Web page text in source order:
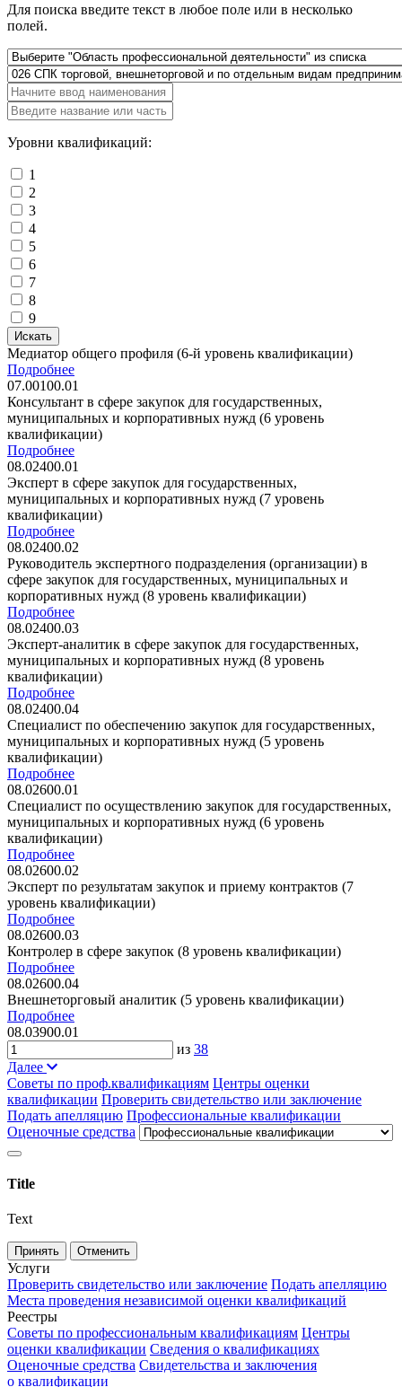
Для поиска введите текст в любое поле или в несколько
полей.
Уровни квалификаций:
1
2
3
4
5
6
7
8
9
Искать
Медиатор общего профиля (6-й уровень квалификации)
Подробнее
07.00100.01
Консультант в сфере закупок для государственных,
муниципальных и корпоративных нужд (6 уровень
квалификации)
Подробнее
08.02400.01
Эксперт в сфере закупок для государственных,
муниципальных и корпоративных нужд (7 уровень
квалификации)
Подробнее
08.02400.02
Руководитель экспертного подразделения (организации) в
сфере закупок для государственных, муниципальных и
корпоративных нужд (8 уровень квалификации)
Подробнее
08.02400.03
Эксперт-аналитик в сфере закупок для государственных,
муниципальных и корпоративных нужд (8 уровень
квалификации)
Подробнее
08.02400.04
Специалист по обеспечению закупок для государственных,
муниципальных и корпоративных нужд (5 уровень
квалификации)
Подробнее
08.02600.01
Специалист по осуществлению закупок для государственных,
муниципальных и корпоративных нужд (6 уровень
квалификации)
Подробнее
08.02600.02
Эксперт по результатам закупок и приему контрактов (7
уровень квалификации)
Подробнее
08.02600.03
Контролер в сфере закупок (8 уровень квалификации)
Подробнее
08.02600.04
Внешнеторговый аналитик (5 уровень квалификации)
Подробнее
08.03900.01
из 38
Далее
Советы по проф.квалификациям Центры оценки
квалификации Проверить свидетельство или заключение
Подать апелляцию Профессиональные квалификации
Оценочные средства
Title
Text
Принять Отменить
Услуги
Проверить свидетельство или заключение Подать апелляцию
Места проведения независимой оценки квалификаций
Реестры
Советы по профессиональным квалификациям Центры
оценки квалификации Сведения о квалификациях
Оценочные средства Свидетельства и заключения
о квалификации